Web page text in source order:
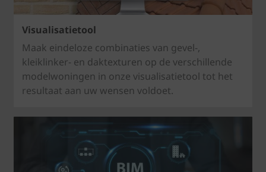
Visualisatietool
Maak eindeloze combinaties van gevel-,
kleiklinker- en daktexturen op de verschillende
modelwoningen in onze visualisatietool tot het
resultaat aan uw wensen voldoet.